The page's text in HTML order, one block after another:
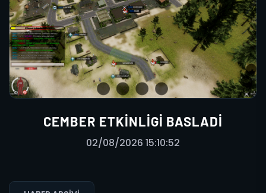
CEMBER ETKINLIGI BASLADI
02/08/2026 15:10:52